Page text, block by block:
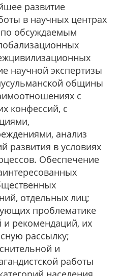
развитие
в научных центрах
по обсуждаемым
научной экспертизы
общины
с
конфессий, с
анализ
развития в условиях
Обеспечение
отдельных лиц;
проблематике
и рекомендаций, их
рассылку;
и
работы